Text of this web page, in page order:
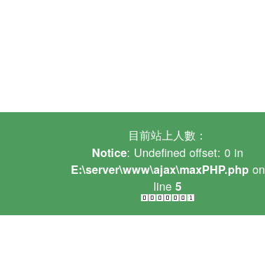
目前站上人數：
Notice: Undefined offset: 0 in
E:\server\www\ajax\maxPHP.phpon
line5